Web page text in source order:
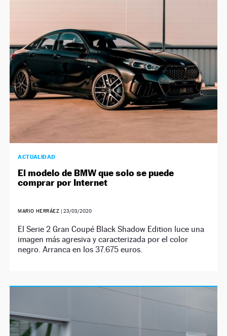
ACTUALIDAD
El modelo de BMW que solo se puede
comprar por Internet
MARIO HERRÁEZ | 23/03/2020
El Serie 2 Gran Coupé Black Shadow Edition luce una
imagen más agresiva y caracterizada por el color
negro. Arranca en los 37.675 euros.